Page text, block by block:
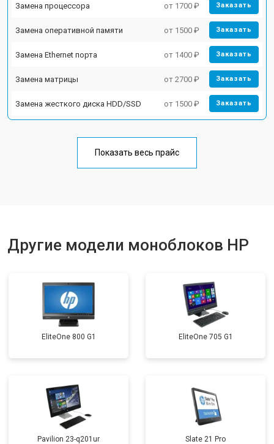
Замена процессора от 1700 ₽ Заказать
Замена оперативной памяти от 1500 ₽ Заказать
Замена Ethernet порта от 1400 ₽ Заказать
Замена матрицы от 2700 ₽ Заказать
Замена жесткого диска HDD/SSD от 1500 ₽ Заказать
Показать весь прайс
Другие модели моноблоков HP
EliteOne 800 G1 EliteOne 705 G1
Pavilion 23-q201ur Slate 21 Pro